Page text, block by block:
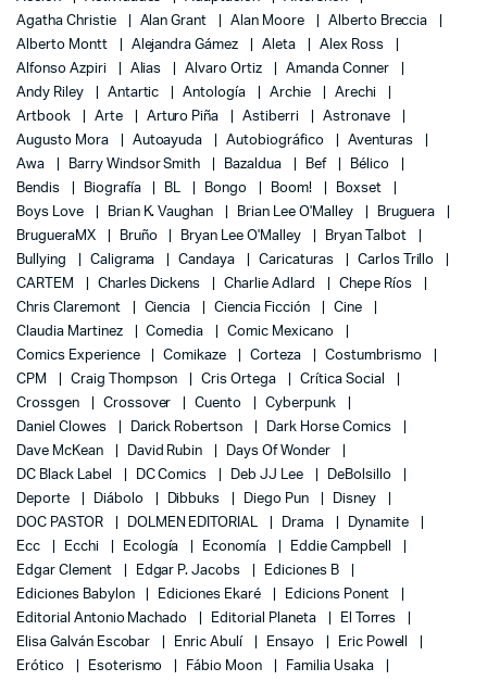
Agatha Christie
Alan Grant Alan Moore
Alberto Breccia
Alberto Montt
Alejandra Gámez Aleta
Alex Ross
Alfonso Azpiri
Alias Alvaro Ortiz
Amanda Conner
Andy Riley
Antartic Antología Archie
Arechi
Artbook
Arte Arturo Piña Astiberri
Astronave
Augusto Mora
Autoayuda Autobiográfico
Aventuras
Awa
Barry Windsor Smith Bazaldua Bef
Bélico
Bendis
Biografía BL Bongo Boom!
Boxset
Boys Love
Brian K. Vaughan Brian Lee O'Malley
Bruguera
BrugueraMX
Bruño Bryan Lee O'Malley
Bryan Talbot
Bullying
Caligrama Candaya Caricaturas
Carlos Trillo
CARTEM
Charles Dickens Charlie Adlard
Chepe Ríos
Chris Claremont
Ciencia Ciencia Ficción
Cine
Claudia Martinez
Comedia
Comic Mexicano
Comics Experience
Comikaze Corteza
Costumbrismo
CPM
Craig Thompson Cris Ortega
Crítica Social
Crossgen
Crossover Cuento
Cyberpunk
Daniel Clowes
Darick Robertson
Dark Horse Comics
Dave McKean
David Rubin
Days Of Wonder
DC Black Label
DC Comics Deb JJ Lee
DeBolsillo
Deporte
Diábolo Dibbuks Diego Pun
Disney
DOC PASTOR
DOLMEN EDITORIAL Drama
Dynamite
Ecc
Ecchi Ecología Economía
Eddie Campbell
Edgar Clement
Edgar P. Jacobs
Ediciones B
Ediciones Babylon
Ediciones Ekaré
Edicions Ponent
Editorial Antonio Machado
Editorial Planeta
El Torres
Elisa Galván Escobar
Enric Abulí Ensayo
Eric Powell
Erótico
Esoterismo Fábio Moon
Familia Usaka